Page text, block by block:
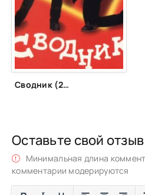
Сводник (2000)
Оставьте свой отзыв
Минимальная длина
комментарии модерируются